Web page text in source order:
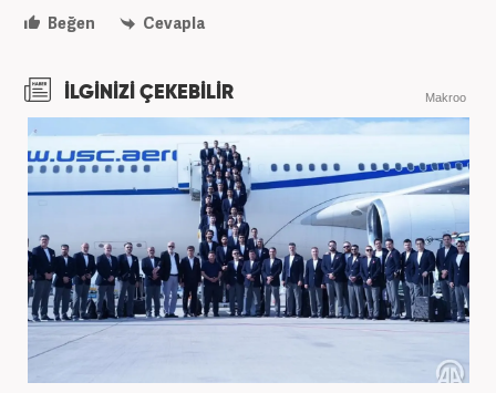
Beğen Cevapla
İLGİNİZİ ÇEKEBİLİR Makroo